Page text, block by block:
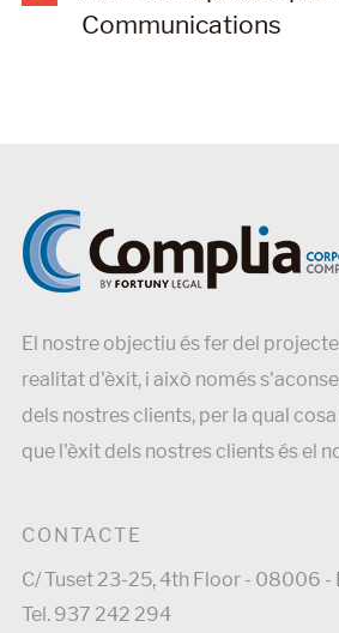
Communications
El nostre objectiu és fer del
realitat d'èxit, i això només
dels nostres clients, per la qual
que l'èxit dels nostres clients és el
CONTACTE
C/ Tuset 23-25, 4th Floor - 08006 -
Tel. 937 242 294